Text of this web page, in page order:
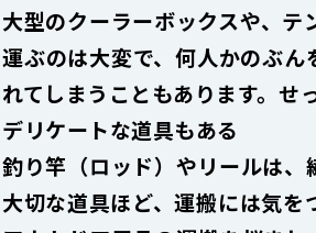
大型のクーラーボックスや、
運ぶのは大変で、何人かのぶ
れてしまうこともあります。せ
デリケートな道具もある
釣り竿（ロッド）やリールは、
大切な道具ほど、運搬には気を